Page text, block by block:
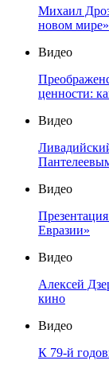
Михаил
новом мире»
Видео
ценности:
Видео
Видео
Евразии»
Видео
Алексей
кино
Видео
К 79-й